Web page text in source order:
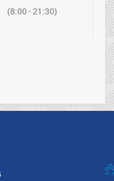
(8:00 - 21:30)